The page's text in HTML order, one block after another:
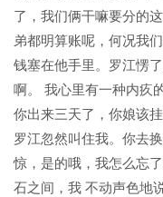
了，我们俩干嘛要分的
弟都明算账呢，何况我
钱塞在他手里。罗江愣
啊。 我心里有一种内疚
你出来三天了，你娘该
罗江忽然叫住我。你去
惊，是的哦，我怎么忘
石之间，我 不动声色地